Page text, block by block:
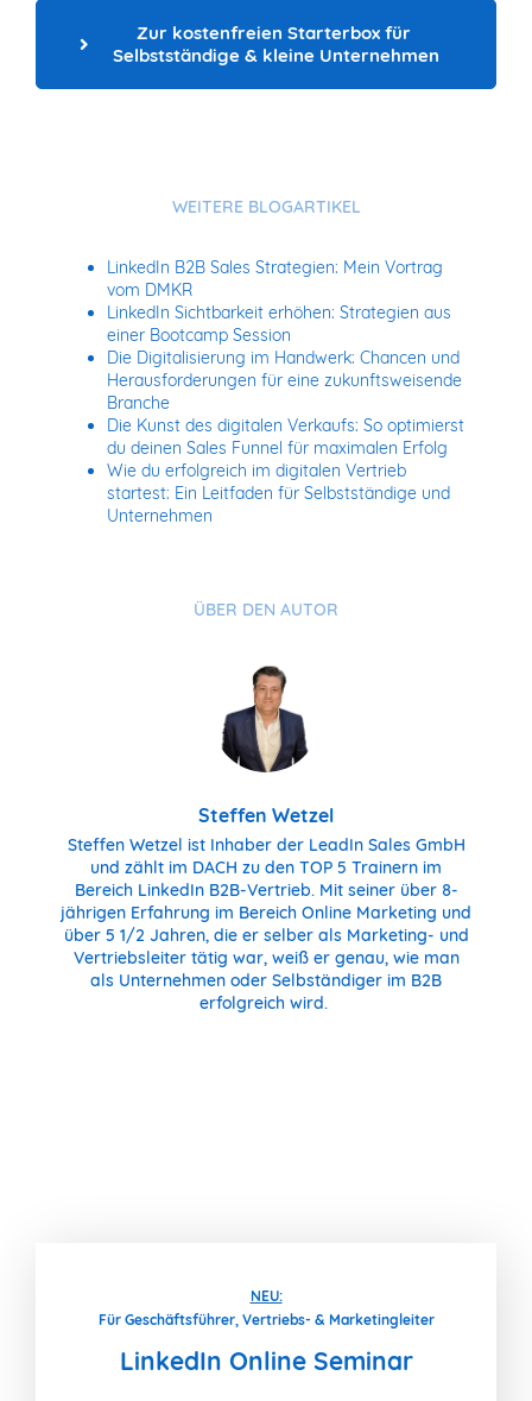
Zur kostenfreien Starterbox für
Selbstständige & kleine Unternehmen
WEITERE BLOGARTIKEL
LinkedIn B2B Sales Strategien: Mein Vortrag
vom DMKR
LinkedIn Sichtbarkeit erhöhen: Strategien aus
einer Bootcamp Session
Die Digitalisierung im Handwerk: Chancen und
Herausforderungen für eine zukunftsweisende
Branche
Die Kunst des digitalen Verkaufs: So optimierst
du deinen Sales Funnel für maximalen Erfolg
Wie du erfolgreich im digitalen Vertrieb
startest: Ein Leitfaden für Selbstständige und
Unternehmen
ÜBER DEN AUTOR
Steffen Wetzel
Steffen Wetzel ist Inhaber der LeadIn Sales GmbH
und zählt im DACH zu den TOP 5 Trainern im
Bereich LinkedIn B2B-Vertrieb. Mit seiner über 8-
jährigen Erfahrung im Bereich Online Marketing und
über 5 1/2 Jahren, die er selber als Marketing- und
Vertriebsleiter tätig war, weiß er genau, wie man
als Unternehmen oder Selbständiger im B2B
erfolgreich wird.
NEU:
Für Geschäftsführer, Vertriebs- & Marketingleiter
LinkedIn Online Seminar